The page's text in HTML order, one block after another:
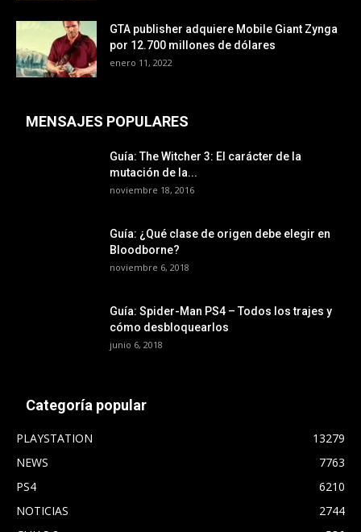
GTA publisher adquiere Mobile Giant Zynga
por 12.700 millones de dólares
enero 11, 2022
MENSAJES POPULARES
Guía: The Witcher 3: El carácter de la
mutación de la...
noviembre 18, 2016
Guía: ¿Qué clase de origen debe elegir en
Bloodborne?
noviembre 6, 2018
Guía: Spider-Man PS4 – Todos los trajes y
cómo desbloquearlos
junio 6, 2018
Categoría popular
PLAYSTATION
13279
NEWS
7763
PS4
6210
NOTICIAS
2744